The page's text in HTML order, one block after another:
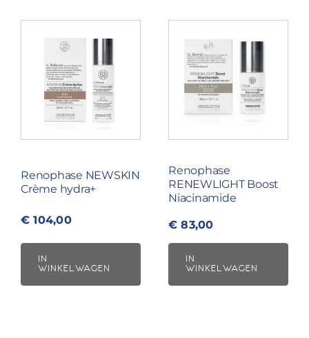
Renophase NEWSKIN
Crème hydra+
€ 104,00
IN
WINKELWAGEN
Renophase
RENEWLIGHT Boost
Niacinamide
€ 83,00
IN
WINKELWAGEN